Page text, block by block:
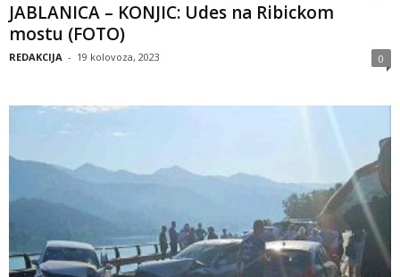
JABLANICA – KONJIC: Udes na Ribickom
mostu (FOTO)
REDAKCIJA - 19 kolovoza, 2023 0